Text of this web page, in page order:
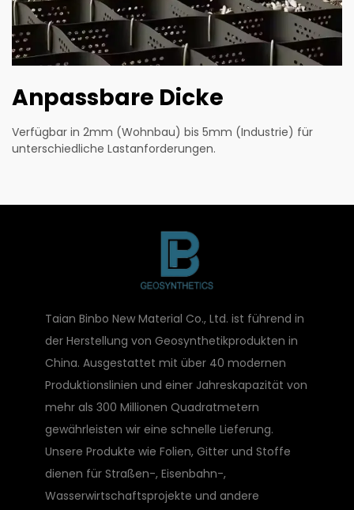
Anpassbare Dicke
Verfügbar in 2mm (Wohnbau) bis 5mm (Industrie) für
unterschiedliche Lastanforderungen.
Taian Binbo New Material Co., Ltd. ist führend in
der Herstellung von Geosynthetikprodukten in
China. Ausgestattet mit über 40 modernen
Produktionslinien und einer Jahreskapazität von
mehr als 300 Millionen Quadratmetern
gewährleisten wir eine schnelle Lieferung.
Unsere Produkte wie Folien, Gitter und Stoffe
dienen für Straßen-, Eisenbahn-,
Wasserwirtschaftsprojekte und andere